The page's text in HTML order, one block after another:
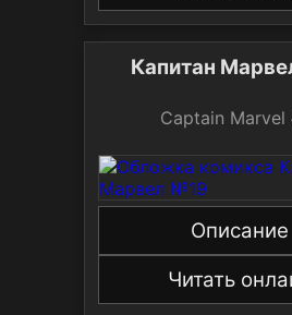
Капитан
Captain Marvel
Описание
Читать